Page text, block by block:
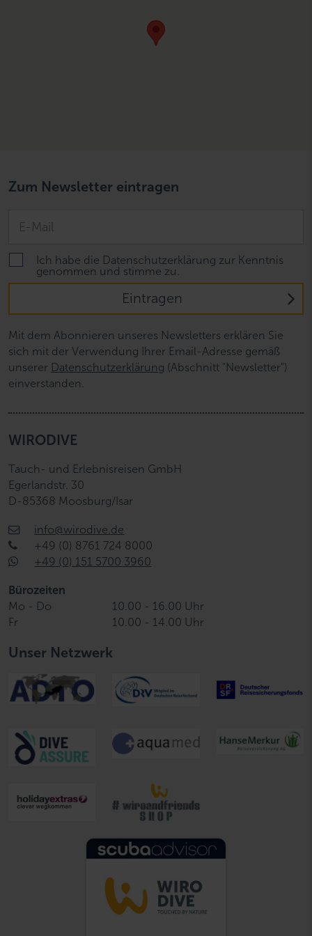
Zum Newsletter eintragen
Ich habe die Datenschutzerklärung zur Kenntnis
genommen und stimme zu.
Eintragen
Mit dem Abonnieren unseres Newsletters erklären Sie
sich mit der Verwendung Ihrer Email-Adresse gemäß
unserer Datenschutzerklärung (Abschnitt "Newsletter")
einverstanden.
WIRODIVE
Tauch- und Erlebnisreisen GmbH
Egerlandstr. 30
D-85368 Moosburg/Isar
info@wirodive.de
+49 (0) 8761 724 8000
+49 (0) 151 5700 3960
Bürozeiten
Mo - Do
10.00 - 16.00 Uhr
Fr
10.00 - 14.00 Uhr
Unser Netzwerk